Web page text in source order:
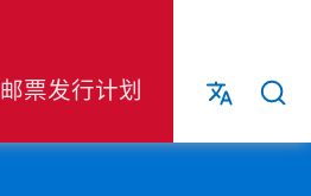
邮票发行计划